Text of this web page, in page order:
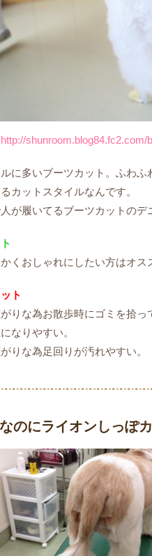
http://shunroom.blog84.fc2.com/
に多いブーツカット。ふわ
カットスタイルなんです。
が履いてるブーツカットのデ
くおしゃれにしたい方はオス
ト
りな為お散歩時にゴミを拾っ
なりやすい。
りな為足回りが汚れやすい。
のにライオンしっぽ